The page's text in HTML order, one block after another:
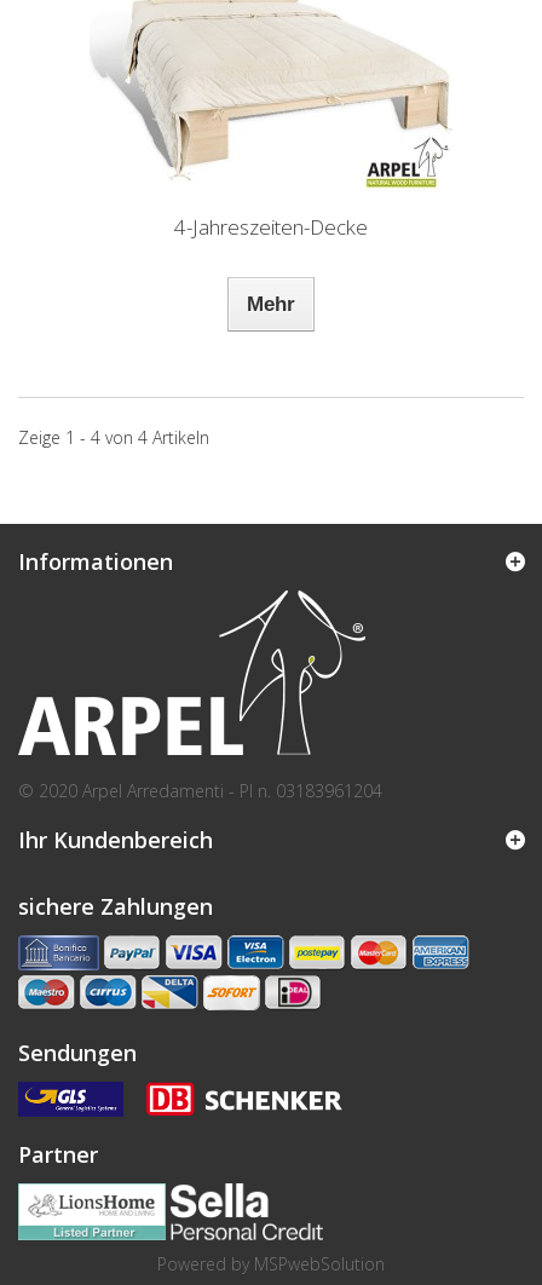
4-Jahreszeiten-Decke
Mehr
Zeige 1 - 4 von 4 Artikeln
Informationen
© 2020 Arpel Arredamenti - PI n. 03183961204
Ihr Kundenbereich
sichere Zahlungen
Sendungen
Partner
Powered by MSPwebSolution